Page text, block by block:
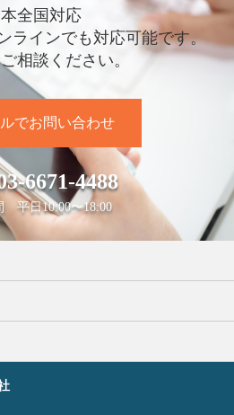
本全国対応
ラインでも対応可能です。
相談ください。
でお問い合わせ
6671-4488
平日10:00〜18:00